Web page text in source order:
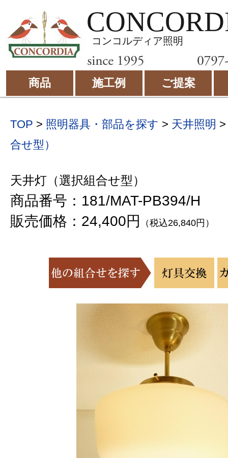
コンコルディア照明
商品 施工例 ご提案
TOP > 照明器具・部品を探す > 天井照明
合せ型）
天井灯（選択組合せ型）
商品番号：181/MAT-PB394/H
販売価格：24,400円
（税込26,840円）